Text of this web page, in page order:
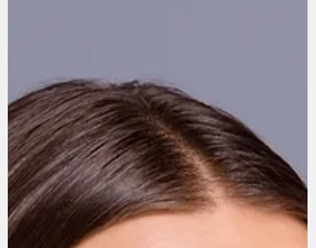
Retraite détox à Taghazout, Maroc
Un marché en mutation : vers un bien-être holistique,
conscient et incarné : Bienvenue dans la retraite détox
émotionnelle au Maroc !